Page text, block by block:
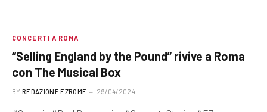
CONCERTI A ROMA
“Selling England by the Pound” rivive a Roma
con The Musical Box
BY REDAZIONE EZROME 29/04/2024